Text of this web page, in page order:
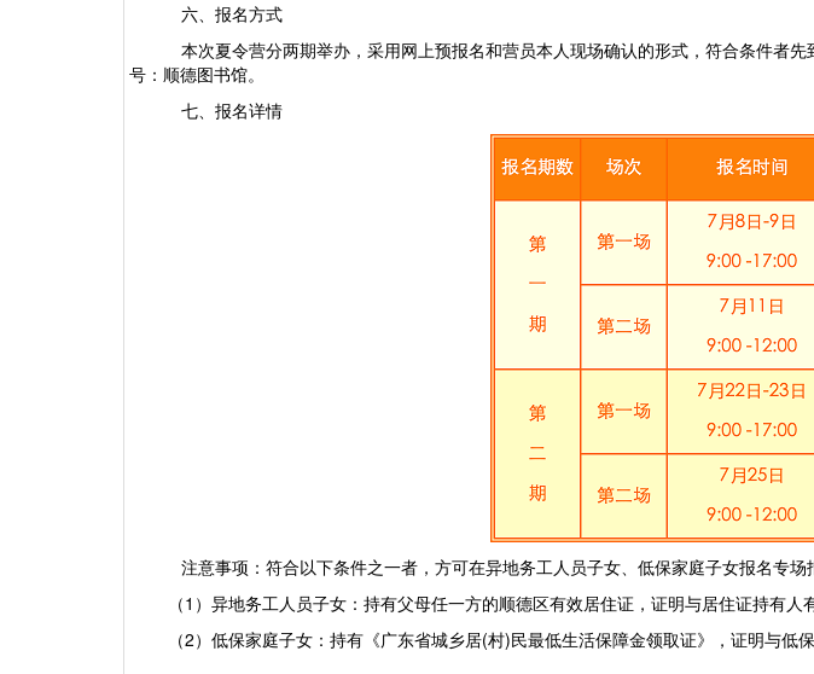
六、报名方式
本次夏令营分两期举办，采用网上预报名和营员本人现场确认的形式，符合条件者先
号：顺德图书馆。
七、报名详情
注意事项：符合以下条件之一者，方可在异地务工人员子女、低保家庭子女报名专场
（1 ）异地务工人员子女：持有父母任一方的顺德区有效居住证，证明与居住证持有人
（2）低保家庭子女：持有《广东省城乡居(村)民最低生活保障金领取证》，证明与低